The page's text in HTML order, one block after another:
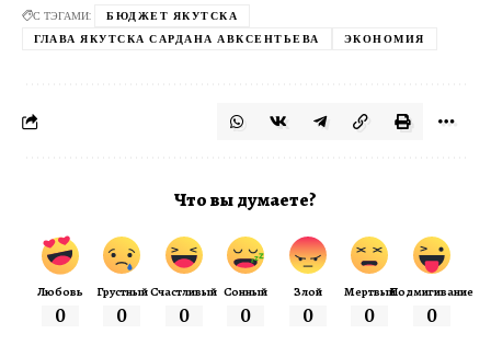
С ТЭГАМИ:
БЮДЖЕТ ЯКУТСКА
ГЛАВА ЯКУТСКА САРДАНА АВКСЕНТЬЕВА
ЭКОНОМИЯ
Что вы думаете?
Любовь
0
Грустный
0
Счастливый
0
Сонный
0
Злой
0
Мертвый
0
Подмигивание
0